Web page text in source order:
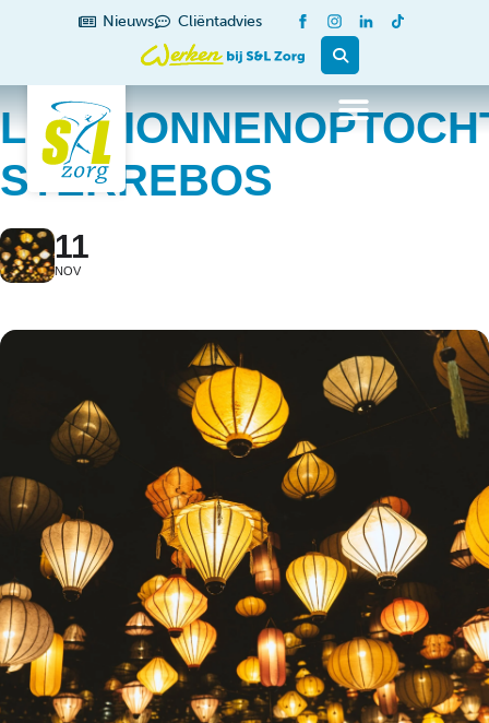
Nieuws Cliëntadvies
STERREBOS
11
NOV